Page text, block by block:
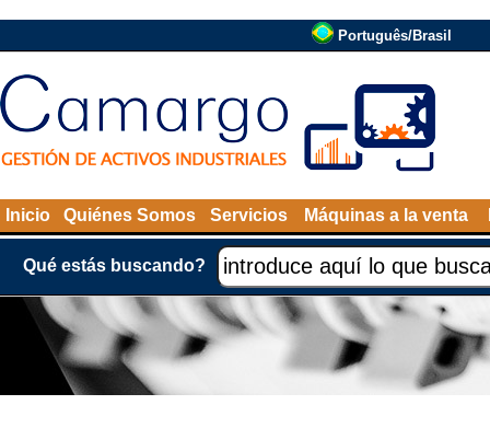
Português/Brasil
Inicio Quiénes Somos Servicios Máquinas a la venta
Qué estás buscando?